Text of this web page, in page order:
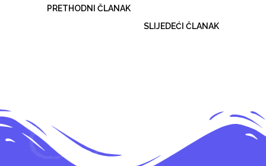
PRETHODNI ČLANAK
SLIJEDEĆI ČLANAK